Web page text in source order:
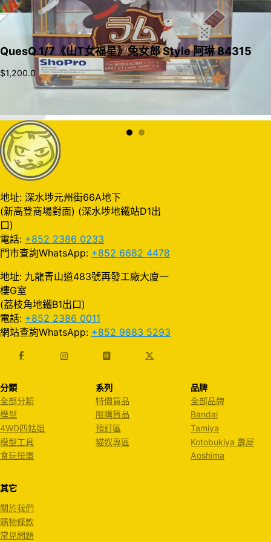
QuesQ 1/7《山T女福星》兔女郎 Style 阿琳 84315
$1,200.0
地址: 深水埗元州街66A地下
(新高登商場對面) (深水埗地鐵站D1出
口)
電話: +852 2386 0233
門市查詢WhatsApp: +852 6682 4478
地址: 九龍青山道483號再發工廠大廈一
樓G室
(荔枝角地鐵B1出口)
電話: +852 2386 0011
網站查詢WhatsApp: +852 9883 5293
分類
全部分類
模型
4WD四姑姐
模型工具
食玩扭蛋
系列
特價貨品
限購貨品
預訂區
貓奴專區
品牌
全部品牌
Bandai
Tamiya
Kotobukiya 壽屋
Aoshima
其它
關於我們
購物條款
常見問題